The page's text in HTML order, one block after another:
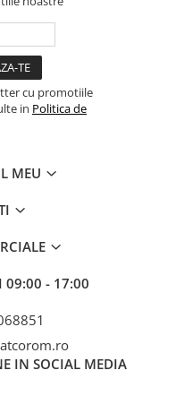
cu promotiile
in Politica de
MEU
09:00 - 17:00
IN SOCIAL MEDIA